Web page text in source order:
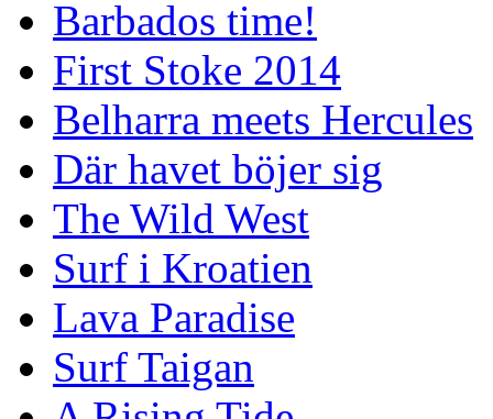
Barbados time!
First Stoke 2014
Belharra meets Hercules
Där havet böjer sig
The Wild West
Surf i Kroatien
Lava Paradise
Surf Taigan